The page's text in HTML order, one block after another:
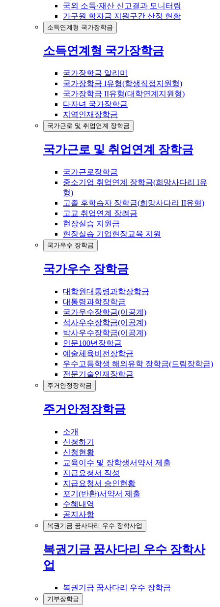
국외 소득·재산 신고결과 모니터링
가구원 학자금 지원구간 산정 현황
소득연계형 국가장학금
소득연계형 국가장학금
국가장학금 알리미
국가장학금 I유형(학생직접지원형)
국가장학금 II유형(대학연계지원형)
다자녀 국가장학금
지역인재장학금
국가근로 및 취업연계 장학금
국가근로 및 취업연계 장학금
국가근로장학금
중소기업 취업연계 장학금(희망사다리 I유
형)
고졸 후학습자 장학금(희망사다리 II유형)
고교 취업연계 장려금
현장실습 지원금
현장실습 기업현장교육 지원
국가우수 장학금
국가우수 장학금
대학원대통령과학장학금
대통령과학장학금
국가우수장학금(이공계)
석사우수장학금(이공계)
박사우수장학금(이공계)
인문100년장학금
예술체육비전장학금
우수고등학생 해외유학 장학금(드림장학금)
전문기술인재장학금
주거안정장학금
주거안정장학금
소개
신청하기
신청현황
교육이수 및 장학생서약서 제출
지급요청서 작성
지급요청서 승인현황
포기(반환)서약서 제출
수혜내역
공지사항
복권기금 꿈사다리 우수 장학사업
복권기금 꿈사다리 우수 장학사
업
복권기금 꿈사다리 우수 장학금
기부장학금